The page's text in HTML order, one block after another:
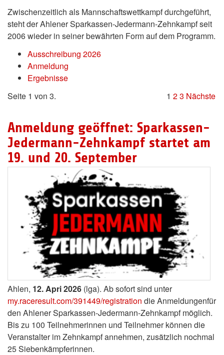
Zwischenzeitlich als Mannschaftswettkampf durchgeführt,
steht der Ahlener Sparkassen-Jedermann-Zehnkampf seit
2006 wieder in seiner bewährten Form auf dem Programm.
Ausschreibung 2026
Anmeldung
Ergebnisse
Seite 1 von 3.
1 23 Nächste
Anmeldung geöffnet: Sparkassen-
Jedermann-Zehnkampf startet am
19. und 20. September
Ahlen, 12. Apri 2026 (lga). Ab sofort sind unter
my.raceresult.com/391449/registration die Anmeldungenfür
den Ahlener Sparkassen-Jedermann-Zehnkampf möglich.
Bis zu 100 Teilnehmerinnen und Teilnehmer können die
Veranstalter im Zehnkampf annehmen, zusätzlich nochmal
25 Siebenkämpferinnen.